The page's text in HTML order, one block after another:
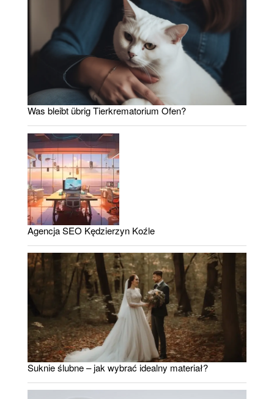
Was bleibt übrig Tierkrematorium Ofen?
Agencja SEO Kędzierzyn Koźle
Suknie ślubne – jak wybrać idealny materiał?